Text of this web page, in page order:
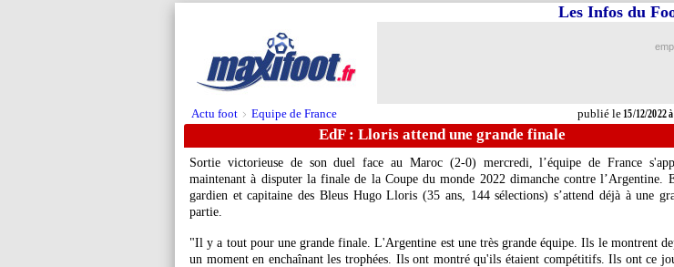
Actu foot > Equipe de France publié le15/12/2022
Les Infos du
EdF : Lloris attend une grande finale
Sortie victorieuse de son duel face au Maroc (2-0) mercredi, l’équipe de France
maintenant à disputer la finale de la Coupe du monde 2022 dimanche contre l’Argentine.
gardien et capitaine des Bleus Hugo Lloris (35 ans, 144 sélections) s’attend déjà à une
partie.
"Il y a tout pour une grande finale. L'Argentine est une très grande équipe. Ils le montrent
un moment en enchaînant les trophées. Ils ont montré qu'ils étaient compétitifs. Ils ont ce